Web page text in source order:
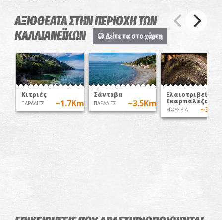
ΑΞΙΟΘΕΑΤΑ ΣΤΗΝ ΠΕΡΙΟΧΗ ΤΩΝ
ΚΑΛΛΙΑΝΕΪΚΩΝ
Δείτε τα στο χάρτη
Κιτριές
ΠΑΡΑΛΙΕΣ ~1.7Km
Σάντοβα
ΠΑΡΑΛΙΕΣ ~3.5Km
Ελαιοτριβείο Γ.
Σκαρπαλέζου
ΜΟΥΣΕΙΑ